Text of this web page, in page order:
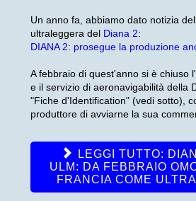
Un anno fa, abbiamo dato notizia
ultraleggera del Diana 2:
DIANA 2: prosegue la produzione
A febbraio di quest'anno si è chiuso
e il servizio di aeronavigabilità della
"Fiche d'Identification" (vedi sotto),
produttore di avviarne la sua
LEGGI TUTTO:
ULM: DA FEBBRAIO
FRANCIA COME